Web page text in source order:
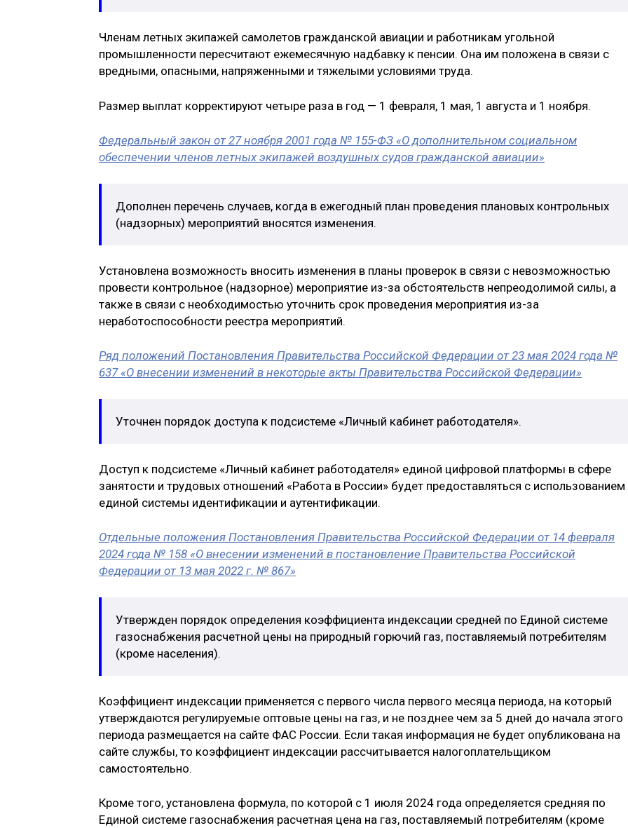
Членам летных экипажей самолетов гражданской авиации и работникам угольной
промышленности пересчитают ежемесячную надбавку к пенсии. Она им положена в связи с
вредными, опасными, напряженными и тяжелыми условиями труда.
Размер выплат корректируют четыре раза в год — 1 февраля, 1 мая, 1 августа и 1 ноября.
Федеральный закон от 27 ноября 2001 года № 155-ФЗ «О дополнительном социальном
обеспечении членов летных экипажей воздушных судов гражданской авиации»
Дополнен перечень случаев, когда в ежегодный план проведения плановых контрольных
(надзорных) мероприятий вносятся изменения.
Установлена возможность вносить изменения в планы проверок в связи с невозможностью
провести контрольное (надзорное) мероприятие из-за обстоятельств непреодолимой силы, а
также в связи с необходимостью уточнить срок проведения мероприятия из-за
неработоспособности реестра мероприятий.
Ряд положений Постановления Правительства Российской Федерации от 23 мая 2024 года №
637 «О внесении изменений в некоторые акты Правительства Российской Федерации»
Уточнен порядок доступа к подсистеме «Личный кабинет работодателя».
Доступ к подсистеме «Личный кабинет работодателя» единой цифровой платформы в сфере
занятости и трудовых отношений «Работа в России» будет предоставляться с использованием
единой системы идентификации и аутентификации.
Отдельные положения Постановления Правительства Российской Федерации от 14 февраля
2024 года № 158 «О внесении изменений в постановление Правительства Российской
Федерации от 13 мая 2022 г. № 867»
Утвержден порядок определения коэффициента индексации средней по Единой системе
газоснабжения расчетной цены на природный горючий газ, поставляемый потребителям
(кроме населения).
Коэффициент индексации применяется с первого числа первого месяца периода, на который
утверждаются регулируемые оптовые цены на газ, и не позднее чем за 5 дней до начала этого
периода размещается на сайте ФАС России. Если такая информация не будет опубликована на
сайте службы, то коэффициент индексации рассчитывается налогоплательщиком
самостоятельно.
Кроме того, установлена формула, по которой с 1 июля 2024 года определяется средняя по
Единой системе газоснабжения расчетная цена на газ, поставляемый потребителям (кроме